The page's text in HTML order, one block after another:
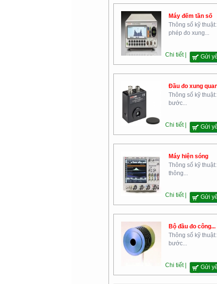
Máy đếm tần số
Thông số kỹ
phép đo xung...
Chi tiết | Gửi
Đầu đo xung
Thông số kỹ
bước...
Chi tiết | Gửi
Máy hiện sóng
Thông số kỹ
thông...
Chi tiết | Gửi
Bộ đầu đo công...
Thông số kỹ
bước...
Chi tiết | Gửi